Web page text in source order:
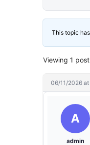
This topic
Viewing 1
06/11/2026 at
A
admin